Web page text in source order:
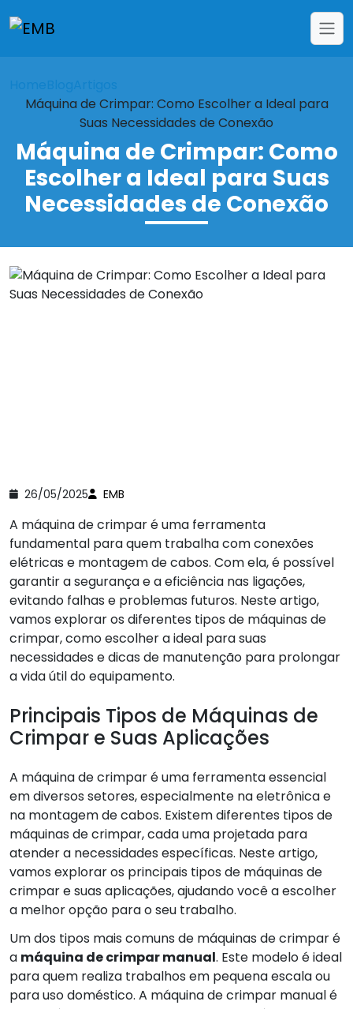
Home Blog
Artigos
Máquina de Crimpar: Como Escolher a Ideal para
Suas Necessidades de Conexão
Máquina de Crimpar: Como
Escolher a Ideal para Suas
Necessidades de Conexão
26/05/2025 EMB
A máquina de crimpar é uma ferramenta
fundamental para quem trabalha com conexões
elétricas e montagem de cabos. Com ela, é possível
garantir a segurança e a eficiência nas ligações,
evitando falhas e problemas futuros. Neste artigo,
vamos explorar os diferentes tipos de máquinas de
crimpar, como escolher a ideal para suas
necessidades e dicas de manutenção para prolongar
a vida útil do equipamento.
Principais Tipos de Máquinas de
Crimpar e Suas Aplicações
A máquina de crimpar é uma ferramenta essencial
em diversos setores, especialmente na eletrônica e
na montagem de cabos. Existem diferentes tipos de
máquinas de crimpar, cada uma projetada para
atender a necessidades específicas. Neste artigo,
vamos explorar os principais tipos de máquinas de
crimpar e suas aplicações, ajudando você a escolher
a melhor opção para o seu trabalho.
Um dos tipos mais comuns de máquinas de crimpar é
a máquina de crimpar manual. Este modelo é ideal
para quem realiza trabalhos em pequena escala ou
para uso doméstico. A máquina de crimpar manual é